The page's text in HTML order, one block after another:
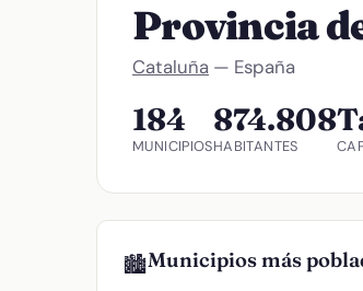
Provincia
Cataluña — España
184
MUNICIPIOS
874.808
HABITANTES
🏙️Municipios más